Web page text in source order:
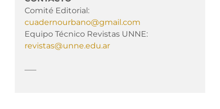
Comité Editorial:
cuadernourbano@gmail.com
Equipo Técnico Revistas UNNE:
revistas@unne.edu.ar